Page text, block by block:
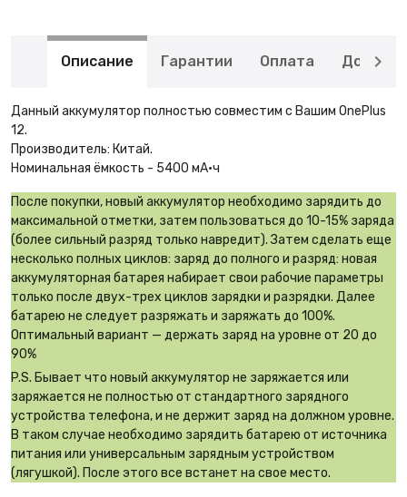
Описание Гарантии Оплата
Данный аккумулятор полностью совместим с Вашим OnePlus
12.
Производитель: Китай.
Номинальная ёмкость - 5400 мА·ч
После покупки, новый аккумулятор необходимо зарядить до
максимальной отметки, затем пользоваться до 10-15% заряда
(более сильный разряд только навредит). Затем сделать еще
несколько полных циклов: заряд до полного и разряд: новая
аккумуляторная батарея набирает свои рабочие параметры
только после двух-трех циклов зарядки и разрядки. Далее
батарею не следует разряжать и заряжать до 100%.
Оптимальный вариант — держать заряд на уровне от 20 до
90%
P.S. Бывает что новый аккумулятор не заряжается или
заряжается не полностью от стандартного зарядного
устройства телефона, и не держит заряд на должном уровне.
В таком случае необходимо зарядить батарею от источника
питания или универсальным зарядным устройством
(лягушкой). После этого все встанет на свое место.